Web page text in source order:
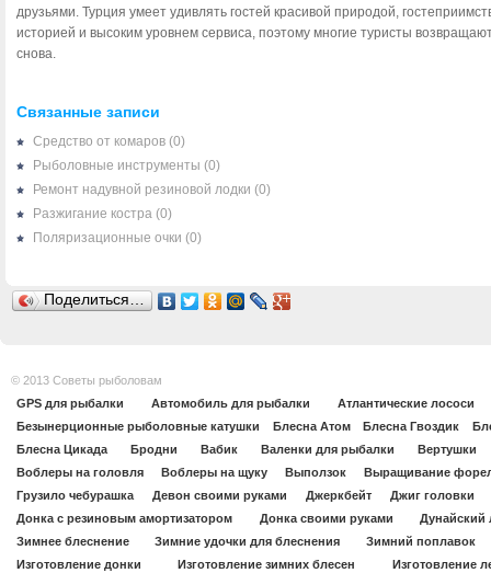
друзьями. Турция умеет удивлять гостей красивой природой,
историей и высоким уровнем сервиса, поэтому многие туристы
снова.
Связанные записи
Средство от комаров (0)
Рыболовные инструменты (0)
Ремонт надувной резиновой лодки (0)
Разжигание костра (0)
Поляризационные очки (0)
Поделиться…
© 2013 Советы рыболовам
GPS для рыбалки
Автомобиль для рыбалки
Атлантические лососи
Безынерционные рыболовные катушки
Блесна Атом Блесна Гвоздик
Блесна Цикада
Бродни Вабик Валенки для рыбалки
Вертушки
Воблеры на головля
Воблеры на щуку Выползок
Выращивание
Грузило чебурашка
Девон своими руками Джеркбейт
Джиг головки
Донка с резиновым амортизатором
Донка своими руками
Дунайский
Зимнее блеснение
Зимние удочки для блеснения
Зимний поплавок
Изготовление донки
Изготовление зимних блесен
Изготовление